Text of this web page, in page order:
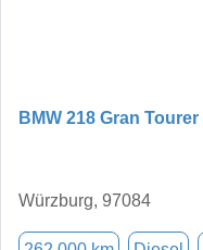
BMW 218 Gran Tourer
Würzburg, 97084